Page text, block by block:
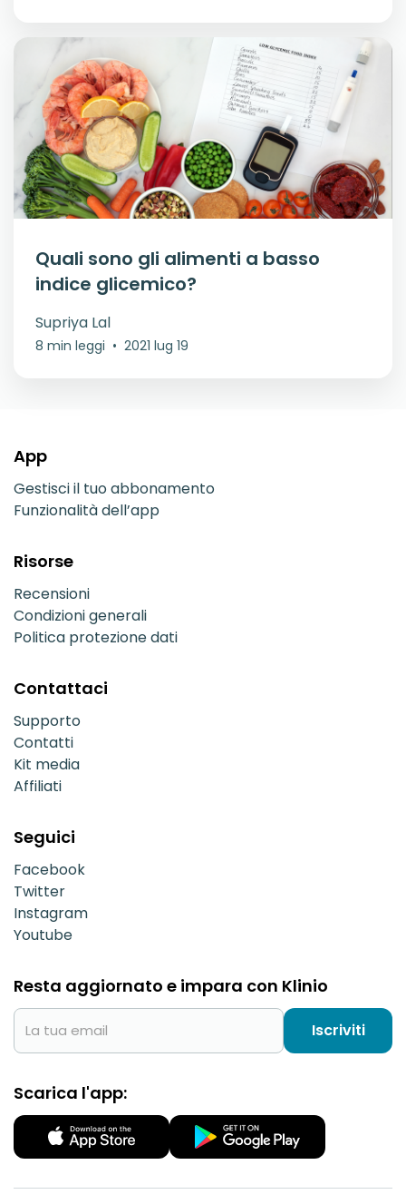
Quali sono gli alimenti a basso
indice glicemico?
Supriya Lal
8 min leggi • 2021 lug 19
App
Gestisci il tuo abbonamento
Funzionalità dell’app
Risorse
Recensioni
Condizioni generali
Politica protezione dati
Contattaci
Supporto
Contatti
Kit media
Affiliati
Seguici
Facebook
Twitter
Instagram
Youtube
Resta aggiornato e impara con Klinio
Iscriviti
Scarica l'app: